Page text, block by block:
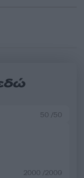
50 /50
2000 /2000